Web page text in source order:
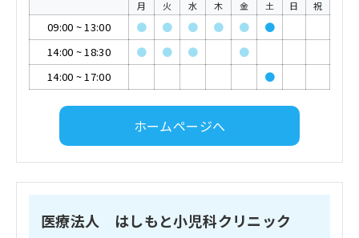
月 火 水 木 金 土 日 祝
09:00 ~13:00 ● ● ● ● ●
●
14:00 ~18:30 ● ● ●
●
14:00 ~17:00 ●
ホームページへ
医療法人 はしもと小児科クリニック